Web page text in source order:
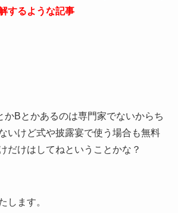
するような記事
かBとかあるのは専門家でないからち
いけど式や披露宴で使う場合も無料
だけはしてねということかな？
します。